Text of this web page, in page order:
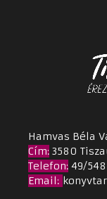
Hamvas Béla
Cím: 3580
Telefon: 49/
Email :